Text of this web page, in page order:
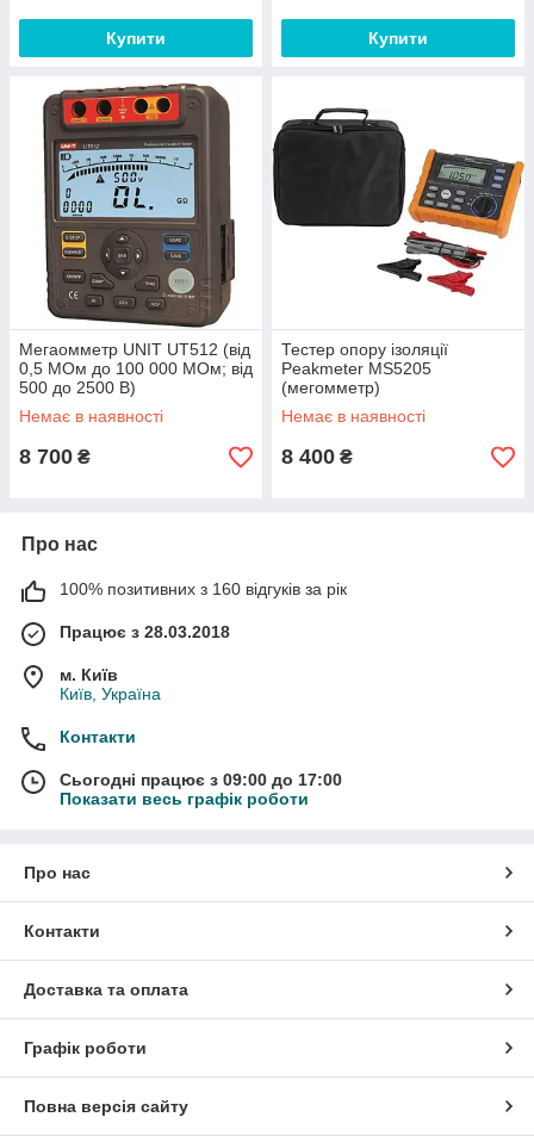
Купити Купити
Мегаомметр UNIT UT512 (від
0,5 МОм до 100 000 МОм; від
500 до 2500 В)
Немає в наявності
8 700 ₴
Тестер опору ізоляції
Peakmeter MS5205
(мегомметр)
Немає в наявності
8 400 ₴
Про нас
100% позитивних з 160 відгуків за рік
Працює з 28.03.2018
м. Київ
Київ, Україна
Контакти
Сьогодні працює з 09:00 до 17:00
Показати весь графік роботи
Про нас
Контакти
Доставка та оплата
Графік роботи
Повна версія сайту